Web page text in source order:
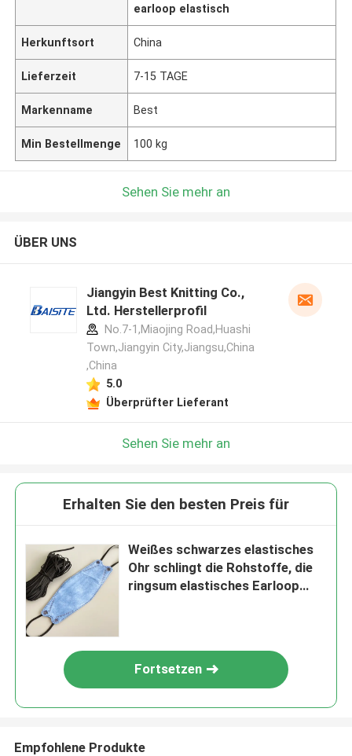
earloop elastisch
Herkunftsort China
Lieferzeit 7-15 TAGE
Markenname Best
Min Bestellmenge 100 kg
Sehen Sie mehr an
ÜBER UNS
Jiangyin Best Knitting Co.,
Ltd. Herstellerprofil
No.7-1,Miaojing Road,Huashi
Town,Jiangyin City,Jiangsu,China
,China
5.0
Überprüfter Lieferant
Sehen Sie mehr an
Erhalten Sie den besten Preis für
Weißes schwarzes elastisches
Ohr schlingt die Rohstoffe, die
ringsum elastisches Earloop
Fortsetzen
Empfohlene Produkte